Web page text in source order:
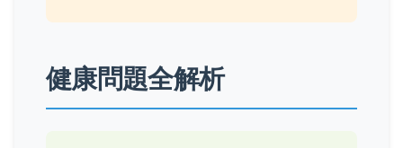
健康問題全解析